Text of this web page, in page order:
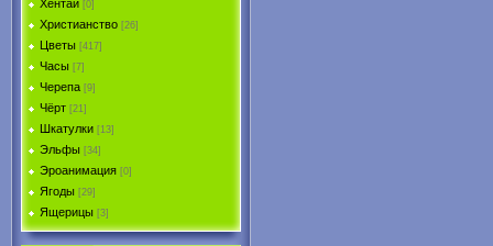
Хентай [0]
Христианство [26]
Цветы [417]
Часы [7]
Черепа [9]
Чёрт [21]
Шкатулки [13]
Эльфы [34]
Эроанимация [0]
Ягоды [29]
Ящерицы [3]